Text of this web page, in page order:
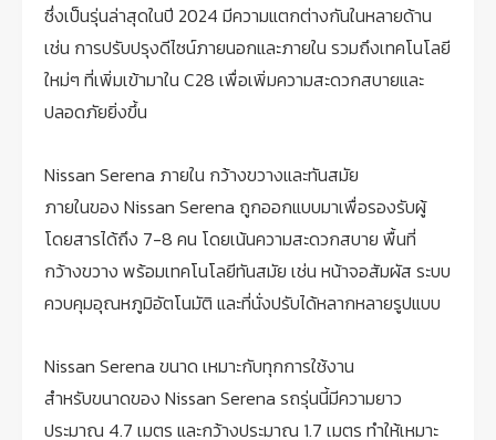
ซึ่งเป็นรุ่นล่าสุดในปี 2024 มีความแตกต่างกันในหลายด้าน
เช่น การปรับปรุงดีไซน์ภายนอกและภายใน รวมถึงเทคโนโลยี
ใหม่ๆ ที่เพิ่มเข้ามาใน C28 เพื่อเพิ่มความสะดวกสบายและ
ปลอดภัยยิ่งขึ้น
Nissan Serena ภายใน กว้างขวางและทันสมัย
ภายในของ Nissan Serena ถูกออกแบบมาเพื่อรองรับผู้
โดยสารได้ถึง 7-8 คน โดยเน้นความสะดวกสบาย พื้นที่
กว้างขวาง พร้อมเทคโนโลยีทันสมัย เช่น หน้าจอสัมผัส ระบบ
ควบคุมอุณหภูมิอัตโนมัติ และที่นั่งปรับได้หลากหลายรูปแบบ
Nissan Serena ขนาด เหมาะกับทุกการใช้งาน
สำหรับขนาดของ Nissan Serena รถรุ่นนี้มีความยาว
ประมาณ 4.7 เมตร และกว้างประมาณ 1.7 เมตร ทำให้เหมาะ